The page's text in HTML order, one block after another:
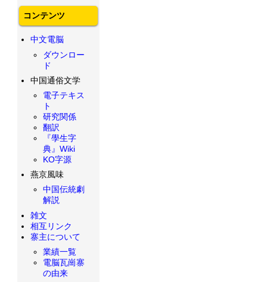
コンテンツ
中文電脳
ダウンロー
ド
中国通俗文学
電子テキス
ト
研究関係
翻訳
『學生字
典』Wiki
KO字源
燕京風味
中国伝統劇
解説
雑文
相互リンク
寨主について
業績一覧
電脳瓦崗寨
の由来